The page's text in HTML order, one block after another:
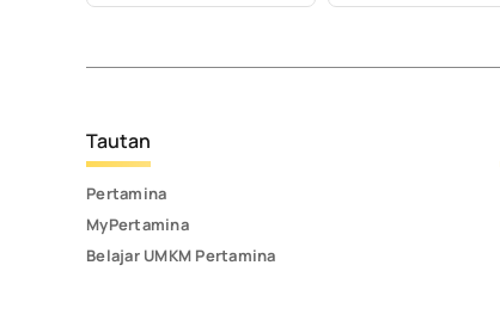
Tautan
Pertamina
MyPertamina
Belajar UMKM Pertamina